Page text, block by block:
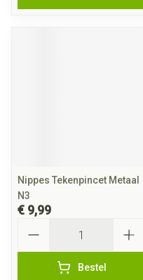
Nippes Tekenpincet Metaal
N3
€ 9,99
Bestel